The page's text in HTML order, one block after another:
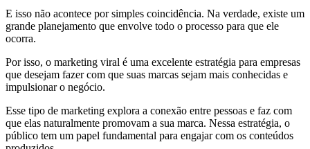
E isso não acontece por simples coincidência. Na verdade, existe um
grande planejamento que envolve todo o processo para que ele
ocorra.
Por isso, o marketing viral é uma excelente estratégia para empresas
que desejam fazer com que suas marcas sejam mais conhecidas e
impulsionar o negócio.
Esse tipo de marketing explora a conexão entre pessoas e faz com
que elas naturalmente promovam a sua marca. Nessa estratégia, o
público tem um papel fundamental para engajar com os conteúdos